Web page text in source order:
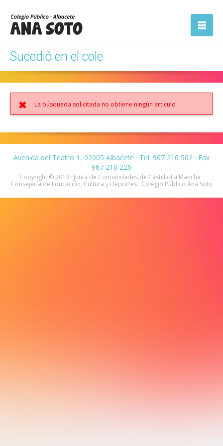
navegación
Sucedió en el cole
La búsqueda solicitada no obtiene ningún articulo
Avenida del Teatro 1, 02005 Albacete · Tel. 967 210 502 · Fax
967 210 226
Copyright © 2013 · Junta de Comunidades de Castilla-La Mancha ·
Consejería de Educación, Cultura y Deportes · Colegio Público Ana Soto